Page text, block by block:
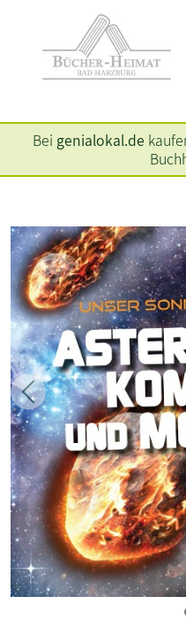
Bei genialokal.de
Zurück